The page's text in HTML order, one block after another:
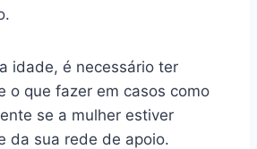
idade, é necessário ter
o que fazer em casos como
se a mulher estiver
da sua rede de apoio.